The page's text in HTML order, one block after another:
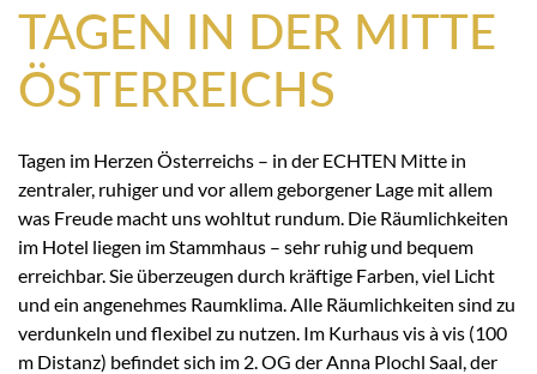
TAGEN IN DER MITTE
ÖSTERREICHS
Tagen im Herzen Österreichs – in der ECHTEN Mitte in
zentraler, ruhiger und vor allem geborgener Lage mit allem
was Freude macht uns wohltut rundum. Die Räumlichkeiten
im Hotel liegen im Stammhaus – sehr ruhig und bequem
erreichbar. Sie überzeugen durch kräftige Farben, viel Licht
und ein angenehmes Raumklima. Alle Räumlichkeiten sind zu
verdunkeln und flexibel zu nutzen. Im Kurhaus vis à vis (100
m Distanz) befindet sich im 2. OG der Anna Plochl Saal, der